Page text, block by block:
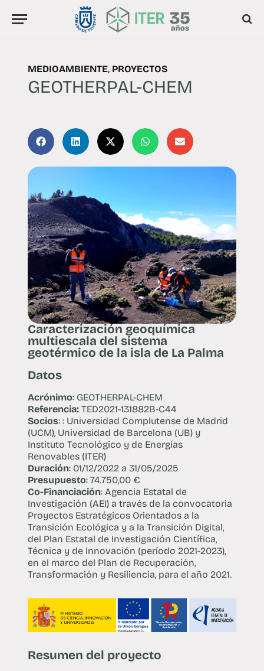
MEDIOAMBIENTE, PROYECTOS
GEOTHERPAL-CHEM
Caracterización geoquímica
multiescala del sistema
geotérmico de la isla de La Palma
Datos
Acrónimo: GEOTHERPAL-CHEM
Referencia:TED2021-131882B-C44
Socios: : Universidad Complutense de Madrid
(UCM), Universidad de Barcelona (UB) y
Instituto Tecnológico y de Energías
Renovables (ITER)
Duración: 01/12/2022 a 31/05/2025
Presupuesto: 74.750,00 €
Co-Financiación: Agencia Estatal de
Investigación (AEI) a través de la convocatoria
Proyectos Estratégicos Orientados a la
Transición Ecológica y a la Transición Digital,
del Plan Estatal de Investigación Científica,
Técnica y de Innovación (período 2021-2023),
en el marco del Plan de Recuperación,
Transformación y Resiliencia, para el año 2021.
Resumen del proyecto